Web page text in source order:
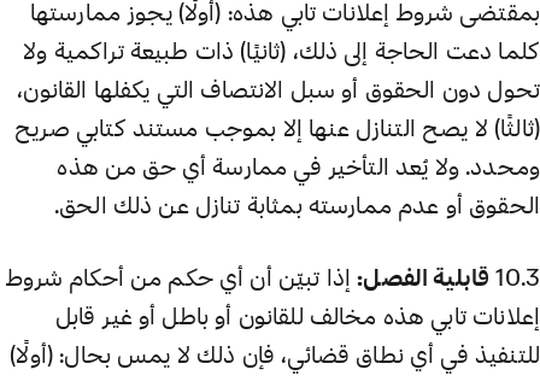
بمقتضى شروط إعلانات تابي هذه: (أولًا) يجوز ممارستها
كلما دعت الحاجة إلى ذلك، (ثانيًا) ذات طبيعة تراكمية ولا
تحول دون الحقوق أو سبل الانتصاف التي يكفلها القانون،
(ثالثًا) لا يصح التنازل عنها إلا بموجب مستند كتابي صريح
ومحدد. ولا يُعد التأخير في ممارسة أي حق من هذه
الحقوق أو عدم ممارسته بمثابة تنازل عن ذلك الحق.
10.3 قابلية الفصل:إذا تبيّن أن أي حكم من أحكام شروط
إعلانات تابي هذه مخالف للقانون أو باطل أو غير قابل
للتنفيذ في أي نطاق قضائي، فإن ذلك لا يمس بحال: (أولًا)